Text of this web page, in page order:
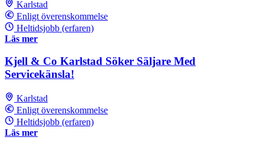
Karlstad
Enligt överenskommelse
Heltidsjobb (erfaren)
Läs mer
Kjell & Co Karlstad Söker Säljare Med
Servicekänsla!
Karlstad
Enligt överenskommelse
Heltidsjobb (erfaren)
Läs mer